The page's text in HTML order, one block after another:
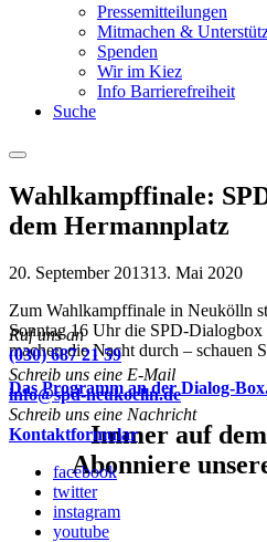
Pressemitteilungen
Mitmachen &
Spenden
Wir im Kiez
Info Barrierefreiheit
Suche
Menu
Wahlkampffinale:
dem Hermannplatz
20. September 201313. Mai 2020
Zum Wahlkampffinale in Neukölln
Sonntag 16 Uhr die SPD-
machen die Nacht durch – schauen
Das Programm an der Dialog-
Immer auf
Abonniere
Ruf uns an
(030) 687 21 59
Schreib uns eine E-Mail
info@spd-neukoelln.de
Schreib uns eine Nachricht
Kontaktformular
facebook
twitter
instagram
youtube